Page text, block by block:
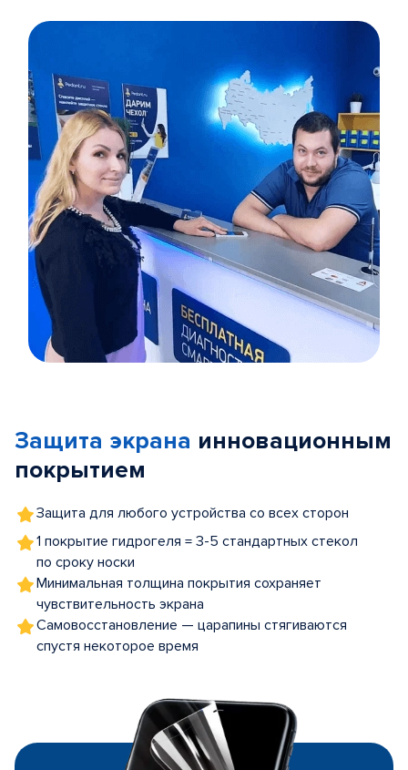
5
Защита экрана инновационным
покрытием
Защита для любого устройства со всех сторон
1 покрытие гидрогеля = 3-5 стандартных стекол
по сроку носки
Минимальная толщина покрытия сохраняет
чувствительность экрана
Самовосстановление — царапины стягиваются
спустя некоторое время